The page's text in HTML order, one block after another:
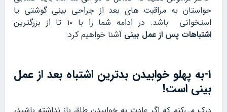
حواستان به مراقبت های بعد از جراحی بینی گوشتی یا
استخوانی باشد. در ادامه شما را با ۱۰ تا از بزرگترین
اشتباهات پس از عمل بینی آشنا خواهیم کرد:
۱-به پهلو خوابیدن بدترین اشتباه بعد از عمل
بینی است!